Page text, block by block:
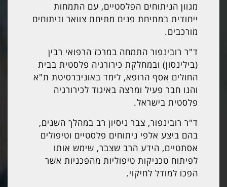
מגוון הניתוחים הפלסטיים, עם התמחות
ייחודית במתיחת פנים מתיחת צוואר וניתוחים
מורכבים.
ד"ר רובינפור התמחה במרכז הרפואי רבין
(בילינסון) ובמחלקת כירורגיה פלסטית בבית
החולים אסף הרופא, לימד באוניברסיטת ת"א
והנו חבר פעיל ומרצה באיגוד לכירורגיה
פלסטית בישראל.
ד"ר רובינפור, צבר ניסיון רב במהלך השנים,
בהם ביצע אלפי ניתוחים פלסטיים וטיפולים
אסתטיים, הידע הרב שצבר, שימש אותו
לפיתוח טכניקות טיפוליות מהפכניות אשר
הפכו למודל לחיקוי.